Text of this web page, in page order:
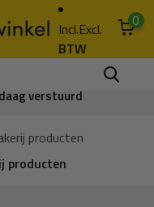
Incl.Excl.
BTW
0
verstuurd
producten
producten